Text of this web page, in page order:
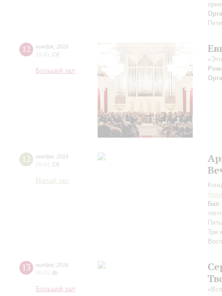
12 ноября 2016
19:00 Сб
Большой зал
12 ноября 2016
19:00 Сб
Малый зал
Бах
Три
13 ноября 2016
20:00 Вс
Большой зал